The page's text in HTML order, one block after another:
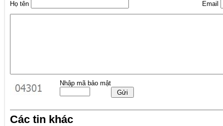
Họ tên Email
Nhập mã bảo mật
Các tin khác